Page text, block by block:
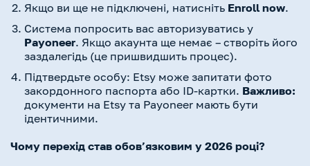
Якщо ви ще не підключені, натисніть Enroll now.
Система попросить вас авторизуватись у
Payoneer. Якщо акаунта ще немає – створіть його
заздалегідь (це пришвидшить процес).
Підтвердьте особу: Etsy може запитати фото
закордонного паспорта або ID-картки. Важливо:
документи на Etsy та Payoneer мають бути
ідентичними.
Чому перехід став обов’язковим у 2026 році?